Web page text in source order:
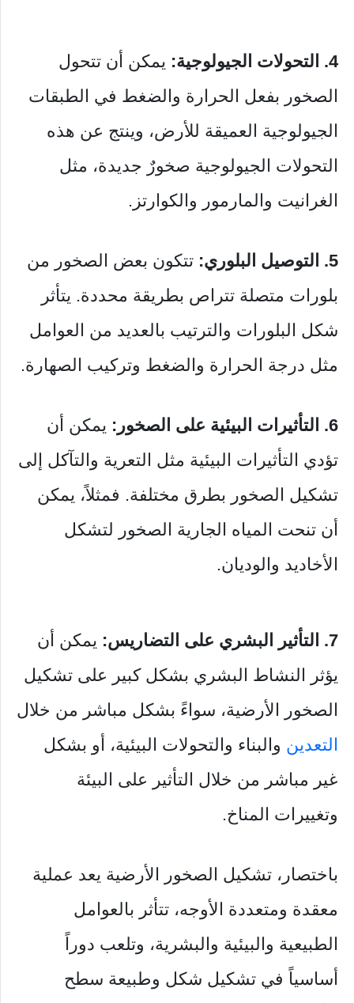
4. التحولات الجيولوجية:
يمكن أن تتحول
الصخور بفعل الحرارة والضغط في الطبقات
الجيولوجية العميقة للأرض، وينتج عن هذه
التحولات الجيولوجية صخورٌ جديدة، مثل
الغرانيت والمارمور والكوارتز.
5. التوصيل البلوري:
تتكون بعض الصخور من
بلورات متصلة تتراص بطريقة محددة. يتأثر
شكل البلورات والترتيب بالعديد من العوامل
مثل درجة الحرارة والضغط وتركيب الصهارة.
6. التأثيرات البيئية على الصخور:
يمكن أن
تؤدي التأثيرات البيئية مثل التعرية والتآكل إلى
تشكيل الصخور بطرق مختلفة. فمثلاً، يمكن
أن تنحت المياه الجارية الصخور لتشكل
الأخاديد والوديان.
7. التأثير البشري على التضاريس:
يمكن أن
يؤثر النشاط البشري بشكل كبير على تشكيل
الصخور الأرضية، سواءً بشكل مباشر من خلال
التعدين والبناء والتحولات البيئية، أو بشكل
غير مباشر من خلال التأثير على البيئة
وتغييرات المناخ.
باختصار، تشكيل الصخور الأرضية يعد عملية
معقدة ومتعددة الأوجه، تتأثر بالعوامل
الطبيعية والبيئية والبشرية، وتلعب دوراً
أساسياً في تشكيل شكل وطبيعة سطح